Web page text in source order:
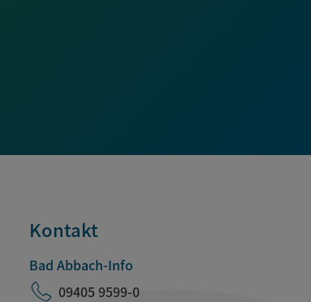
Kontakt
Bad Abbach-Info
09405 9599-0